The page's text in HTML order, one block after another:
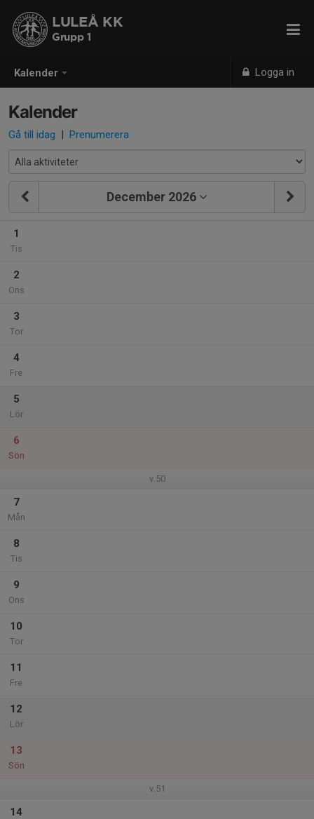
Kalender Logga in
LULEÅ KK
Grupp 1
Kalender
Gå till idag | Prenumerera
December 2026
1
Tis
2
Ons
3
Tor
4
Fre
5
Lör
6
Sön
v.50
7
Mån
8
Tis
9
Ons
10
Tor
11
Fre
12
Lör
13
Sön
v.51
14